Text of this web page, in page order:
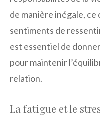
de manière inégale,
sentiments de
est essentiel de
pour maintenir
relation.
La fatigue et le